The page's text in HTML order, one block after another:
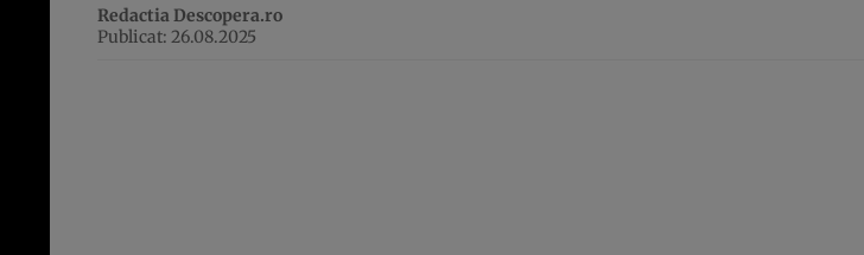
Redactia Descopera.ro
Publicat: 26.08.2025